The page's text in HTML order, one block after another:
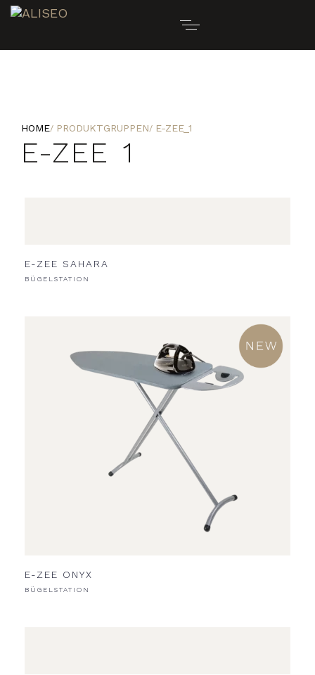
HOME PRODUKTGRUPPEN E-ZEE_1
E-ZEE_1
E-ZEE SAHARA
BÜGELSTATION
E-ZEE ONYX
BÜGELSTATION